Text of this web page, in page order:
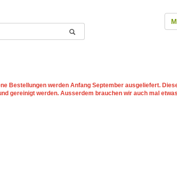
Bestellungen werden Anfang September ausgeliefert.
gereinigt werden. Ausserdem brauchen wir auch mal